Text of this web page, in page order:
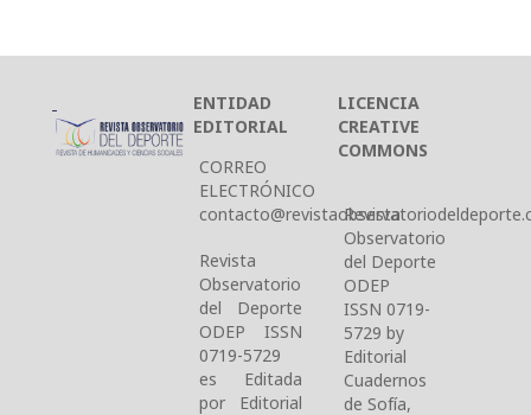
ENTIDAD
EDITORIAL
CORREO
ELECTRÓNICO
Revista
Observatorio
del Deporte
ODEP ISSN
0719-5729
es Editada
por Editorial
LICENCIA
CREATIVE
COMMONS
Revista
Observatorio
del Deporte
ODEP
ISSN 0719-
5729 by
Editorial
Cuadernos
de Sofía,